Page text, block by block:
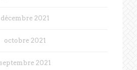
décembre 2021
octobre 2021
septembre 2021